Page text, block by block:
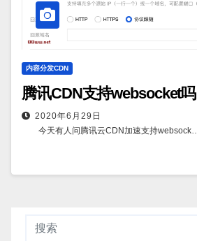
内容分发CDN
腾讯CDN支持websocket吗
2020年6月29日
今天有人问腾讯云CDN加速支持websock…